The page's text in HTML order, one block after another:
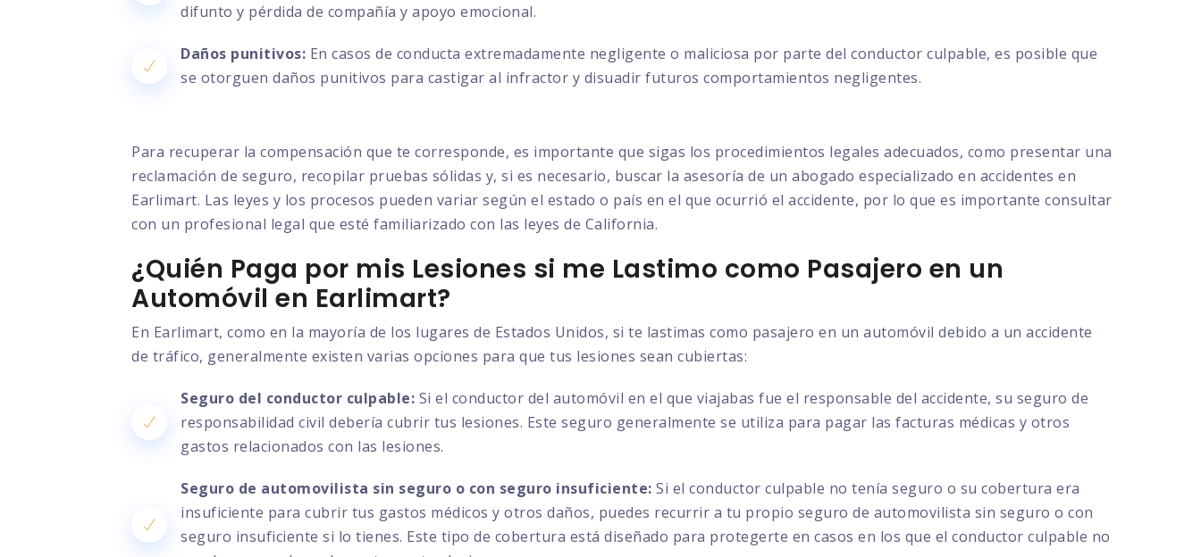
difunto y pérdida de compañía y apoyo emocional.
Daños punitivos: En casos de conducta extremadamente negligente o maliciosa por parte del conductor culpable, es posible que
se otorguen daños punitivos para castigar al infractor y disuadir futuros comportamientos negligentes.
Para recuperar la compensación que te corresponde, es importante que sigas los procedimientos legales adecuados, como presentar una
reclamación de seguro, recopilar pruebas sólidas y, si es necesario, buscar la asesoría de un abogado especializado en accidentes en
Earlimart. Las leyes y los procesos pueden variar según el estado o país en el que ocurrió el accidente, por lo que es importante consultar
con un profesional legal que esté familiarizado con las leyes de California.
¿Quién Paga por mis Lesiones si me Lastimo como Pasajero en un
Automóvil en Earlimart?
En Earlimart, como en la mayoría de los lugares de Estados Unidos, si te lastimas como pasajero en un automóvil debido a un accidente
de tráfico, generalmente existen varias opciones para que tus lesiones sean cubiertas:
Seguro del conductor culpable: Si el conductor del automóvil en el que viajabas fue el responsable del accidente, su seguro de
responsabilidad civil debería cubrir tus lesiones. Este seguro generalmente se utiliza para pagar las facturas médicas y otros
gastos relacionados con las lesiones.
Seguro de automovilista sin seguro o con seguro insuficiente: Si el conductor culpable no tenía seguro o su cobertura era
insuficiente para cubrir tus gastos médicos y otros daños, puedes recurrir a tu propio seguro de automovilista sin seguro o con
seguro insuficiente si lo tienes. Este tipo de cobertura está diseñado para protegerte en casos en los que el conductor culpable no